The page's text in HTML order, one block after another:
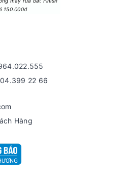
lâu hơn.
150.000đ
22 66
Hàng